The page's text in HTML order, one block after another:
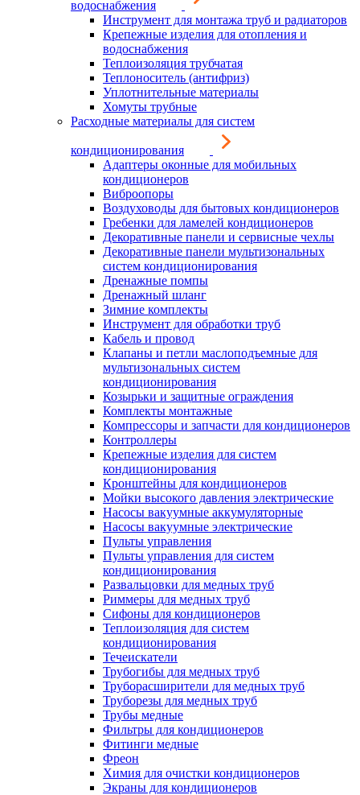
водоснабжения
Инструмент для монтажа труб и радиаторов
Крепежные изделия для отопления и
водоснабжения
Теплоизоляция трубчатая
Теплоноситель (антифриз)
Уплотнительные материалы
Хомуты трубные
Расходные материалы для систем
кондиционирования
Адаптеры оконные для мобильных
кондиционеров
Виброопоры
Воздуховоды для бытовых кондиционеров
Гребенки для ламелей кондиционеров
Декоративные панели и сервисные чехлы
Декоративные панели мультизональных
систем кондиционирования
Дренажные помпы
Дренажный шланг
Зимние комплекты
Инструмент для обработки труб
Кабель и провод
Клапаны и петли маслоподъемные для
мультизональных систем
кондиционирования
Козырьки и защитные ограждения
Комплекты монтажные
Компрессоры и запчасти для кондиционеров
Контроллеры
Крепежные изделия для систем
кондиционирования
Кронштейны для кондиционеров
Мойки высокого давления электрические
Насосы вакуумные аккумуляторные
Насосы вакуумные электрические
Пульты управления
Пульты управления для систем
кондиционирования
Развальцовки для медных труб
Риммеры для медных труб
Сифоны для кондиционеров
Теплоизоляция для систем
кондиционирования
Течеискатели
Трубогибы для медных труб
Труборасширители для медных труб
Труборезы для медных труб
Трубы медные
Фильтры для кондиционеров
Фитинги медные
Фреон
Химия для очистки кондиционеров
Экраны для кондиционеров